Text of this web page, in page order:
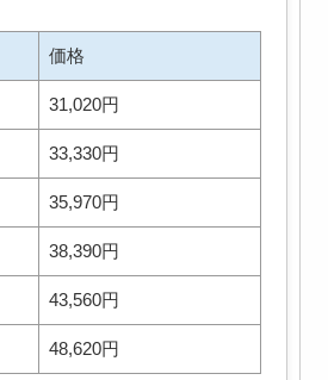
価格
31,020円
33,330円
35,970円
38,390円
43,560円
48,620円